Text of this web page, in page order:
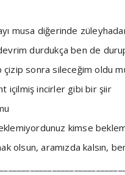
musa diğerinde
durdukça ben de
çizip sonra sileceğim oldu
içilmiş incirler gibi bir şiir
kimse
olsun, aramızda kalsın,